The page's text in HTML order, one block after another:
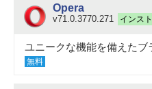
Opera
v71.0.3770.271 インス
ユニークな機能を備えたブ
無料